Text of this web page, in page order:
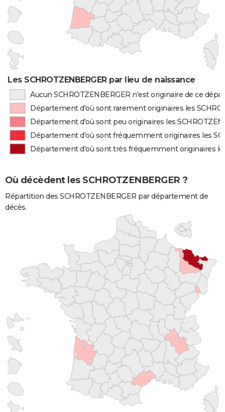
Les SCHROTZENBERGER par lieu de naissance
Aucun SCHROTZENBERGER n'est originaire de ce
Département d'où sont rarement originaires les
Département d'où sont peu originaires les
Département d'où sont fréquemment originaires les
Département d'où sont très fréquemment originaires
Où décèdent les SCHROTZENBERGER ?
Répartition des SCHROTZENBERGER par département de
décès.